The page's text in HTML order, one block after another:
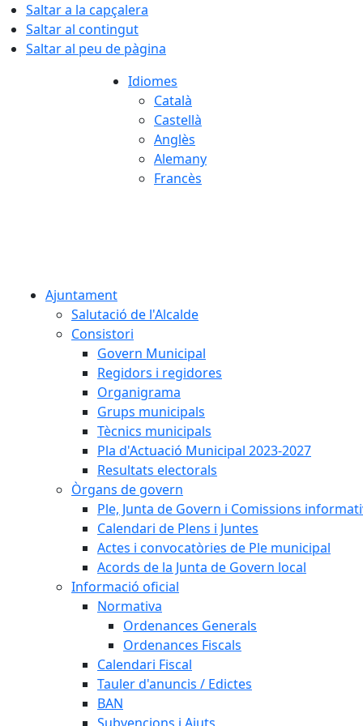
Saltar a la capçalera
Saltar al contingut
Saltar al peu de pàgina
Idiomes
Català
Castellà
Anglès
Alemany
Francès
Ajuntament
Salutació de l'Alcalde
Consistori
Govern Municipal
Regidors i regidores
Organigrama
Grups municipals
Tècnics municipals
Pla d'Actuació Municipal 2023-2027
Resultats electorals
Òrgans de govern
Ple, Junta de Govern i Comissions
Calendari de Plens i Juntes
Actes i convocatòries de Ple municipal
Acords de la Junta de Govern local
Informació oficial
Normativa
Ordenances Generals
Ordenances Fiscals
Calendari Fiscal
Tauler d'anuncis / Edictes
BAN